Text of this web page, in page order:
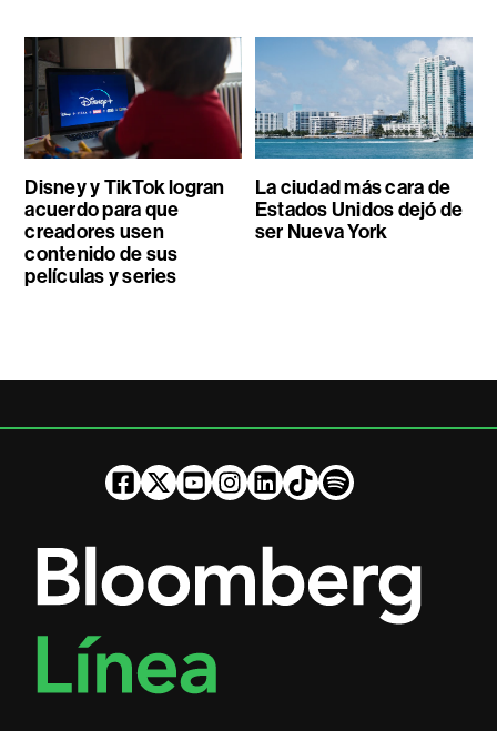
Disney y TikTok logran
acuerdo para que
creadores usen
contenido de sus
películas y series
La ciudad más cara de
Estados Unidos dejó de
ser Nueva York